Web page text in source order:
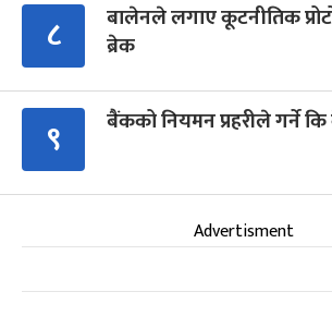
८
बालेनले लगाए कूटनीतिक
ब्रेक
९ बैंकको नियमन प्रहरीले गर्ने
Advertisment